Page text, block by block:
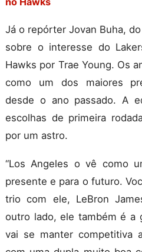
Já o repórter Jovan Buha,
sobre o interesse do
Hawks por Trae Young. Os
como um dos maiores
desde o ano passado. A
escolhas de primeira
por um astro.
“Los Angeles o vê como
presente e para o futuro.
trio com ele, LeBron
outro lado, ele também é a
vai se manter competitiva